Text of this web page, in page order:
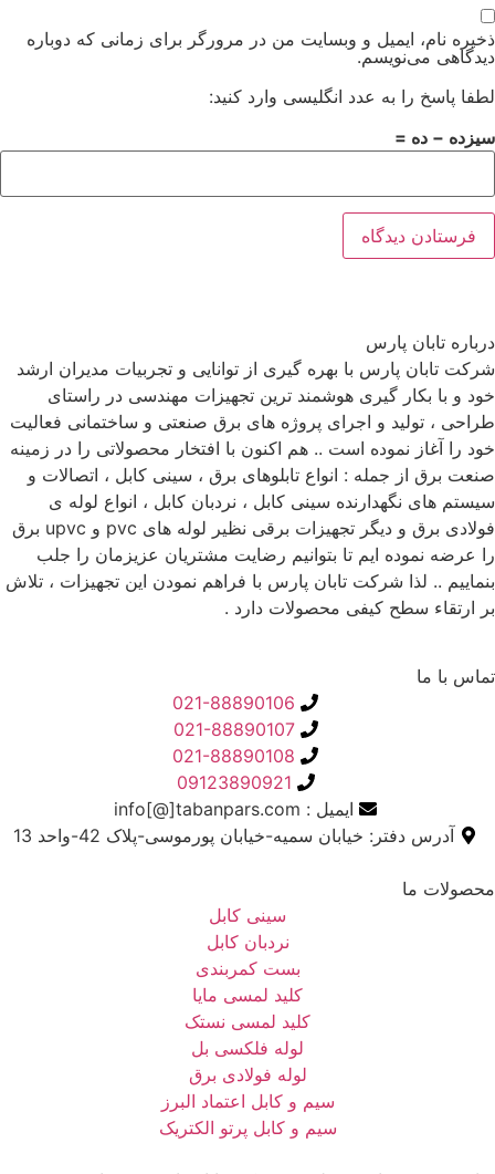
ذخیره نام، ایمیل و وبسایت من در مرورگر برای زمانی که دوباره
دیدگاهی می‌نویسم.
لطفا پاسخ را به عدد انگلیسی وارد کنید:
سیزده − ده =
درباره تابان پارس
شرکت تابان پارس با بهره گیری از توانایی و تجربیات مدیران ارشد
خود و با بکار گیری هوشمند ترین تجهیزات مهندسی در راستای
طراحی ، تولید و اجرای پروژه های برق صنعتی و ساختمانی فعالیت
خود را آغاز نموده است .. هم اکنون با افتخار محصولاتی را در زمینه
صنعت برق از جمله : انواع تابلوهای برق ، سینی کابل ، اتصالات و
سیستم های نگهدارنده سینی کابل ، نردبان کابل ، انواع لوله ی
فولادی برق و دیگر تجهیزات برقی نظیر لوله های pvc و upvc برق
را عرضه نموده ایم تا بتوانیم رضایت مشتریان عزیزمان را جلب
بنماییم .. لذا شرکت تابان پارس با فراهم نمودن این تجهیزات ، تلاش
بر ارتقاء سطح کیفی محصولات دارد .
تماس با ما
021-88890106
021-88890107
021-88890108
09123890921
ایمیل : info[@]tabanpars.com
آدرس دفتر: خیابان سمیه-خیابان پورموسی-پلاک 42-واحد 13
محصولات ما
سینی کابل
نردبان کابل
بست کمربندی
کلید لمسی مایا
کلید لمسی نستک
لوله فلکسی بل
لوله فولادی برق
سیم و کابل اعتماد البرز
سیم و کابل پرتو الکتریک